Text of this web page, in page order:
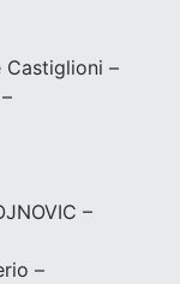
Castiglioni –
–
–